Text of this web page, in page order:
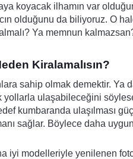
koyacak ilhamın var
olduğunu da biliyoruz. O
Ya memnun
Kiralamalısın?
sahip olmak demektir.
yollarla ulaşabileceğini
kumbaranda ulaşılması
sağlar. Böylece daha
iyi modelleriyle yenilenen